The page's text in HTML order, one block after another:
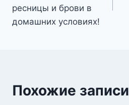
записям
ресницы и брови в
домашних условиях!
Похожие записи